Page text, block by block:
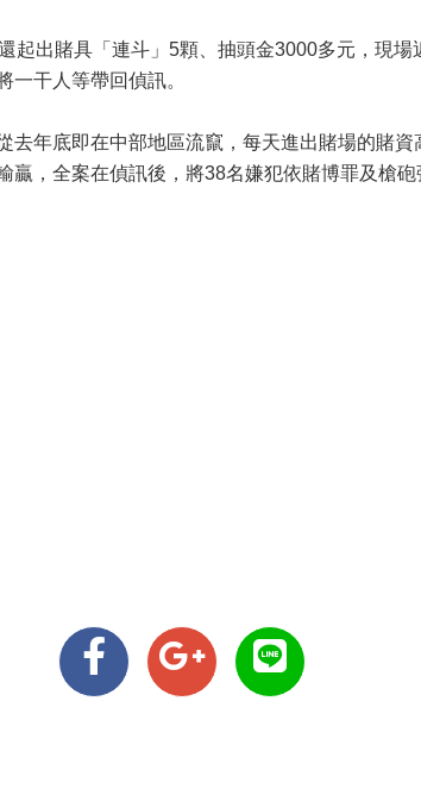
起出賭具「連斗」5顆、抽頭金3000多元，現
一干人等帶回偵訊。
去年底即在中部地區流竄，每天進出賭場的賭
贏，全案在偵訊後，將38名嫌犯依賭博罪及槍